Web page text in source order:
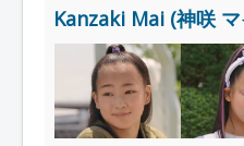
Lexique
Acteur
Équipe
Kanzaki Mai (神咲